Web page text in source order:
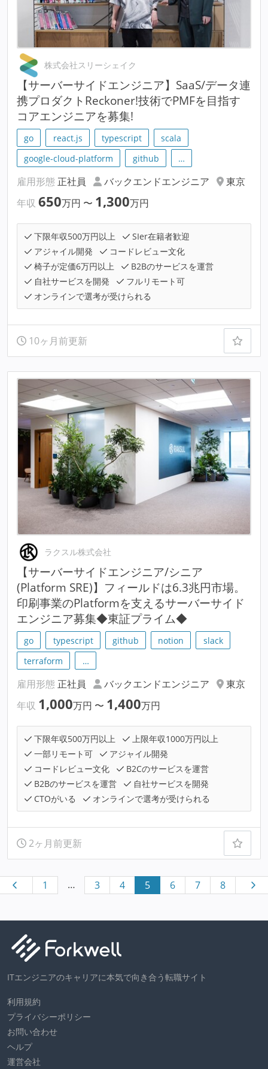
株式会社スリーシェイク
【サーバーサイドエンジニア】SaaS/データ連
携プロダクトReckoner!技術でPMFを目指す
コアエンジニアを募集!
go react.js typescript
scala
google-cloud-platform
github …
雇用形態 正社員 バックエンドエンジニア
東京
年収 650万円 〜 1,300万円
下限年収500万円以上
SIer在籍者歓迎
アジャイル開発
コードレビュー文化
椅子が定価6万円以上
B2Bのサービスを運営
自社サービスを開発
フルリモート可
オンラインで選考が受けられる
10ヶ月前更新
ラクスル株式会社
【サーバーサイドエンジニア/シニア
(Platform SRE)】フィールドは6.3兆円市場。
印刷事業のPlatformを支えるサーバーサイド
エンジニア募集◆東証プライム◆
go typescript github notion
slack
terraform
…
雇用形態 正社員 バックエンドエンジニア
東京
年収 1,000万円 〜 1,400万円
下限年収500万円以上
上限年収1000万円以上
一部リモート可
アジャイル開発
コードレビュー文化
B2Cのサービスを運営
B2Bのサービスを運営
自社サービスを開発
CTOがいる
オンラインで選考が受けられる
2ヶ月前更新
1 … 3 4 5 6 7 8
ITエンジニアのキャリアに本気で向き合う転職サイト
利用規約
プライバシーポリシー
お問い合わせ
ヘルプ
運営会社